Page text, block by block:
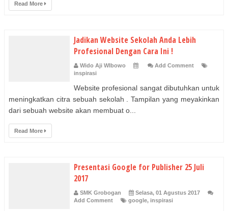
Read More
Jadikan Website Sekolah Anda Lebih
Profesional Dengan Cara Ini !
Wido Aji WIbowo
Add Comment
inspirasi
Website profesional sangat dibutuhkan untuk
meningkatkan citra sebuah sekolah . Tampilan yang meyakinkan
dari sebuah website akan membuat o...
Read More
Presentasi Google for Publisher 25 Juli
2017
SMK Grobogan
Selasa, 01 Agustus 2017
Add Comment
google, inspirasi